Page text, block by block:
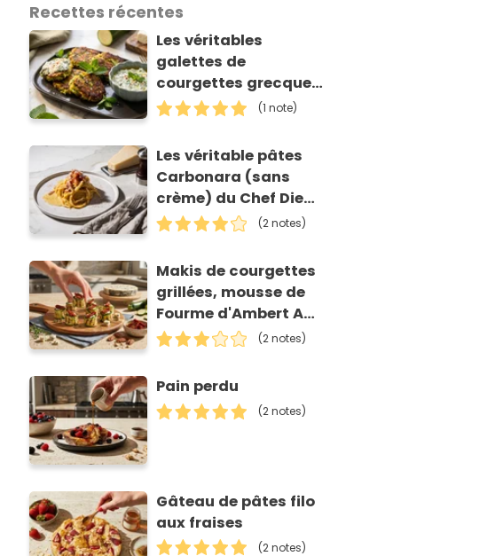
Recettes récentes
Les véritables
galettes de
courgettes grecques
(kolokithokeftedes)
(1 note)
Les véritable pâtes
Carbonara (sans
crème) du Chef Diego
Accettulli
(2 notes)
Makis de courgettes
grillées, mousse de
Fourme d'Ambert AOP
et tomates séchées
(2 notes)
Pain perdu
(2 notes)
Gâteau de pâtes filo
aux fraises
(2 notes)